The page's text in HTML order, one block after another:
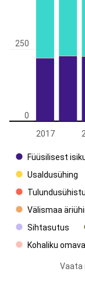
2017
0
250
Füüsilisest
Usaldusühing
Tulundusühistu
Välismaa
Sihtasutus
Kohaliku
Vaata